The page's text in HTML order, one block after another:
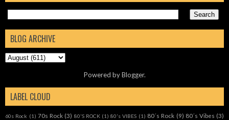
BLOG ARCHIVE
Powered byBlogger.
LABEL CLOUD
60s Rock (1) 70s Rock (3) 80'S ROCK (1) 80's VIBES (1) 80´s Rock (9) 80´s Vibes (3)